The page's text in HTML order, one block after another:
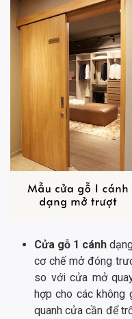
Cửa gỗ 1 cánh
cơ chế mở đóng
so với cửa mở
hợp cho các không
quanh cửa cần để